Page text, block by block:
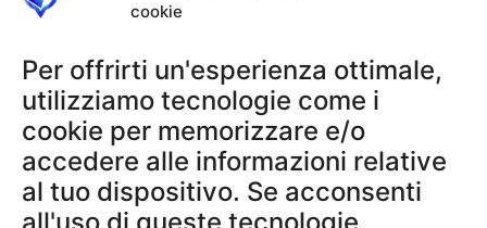
cookie
Per offrirti un'esperienza ottimale,
utilizziamo tecnologie come i
cookie per memorizzare e/o
accedere alle informazioni relative
al tuo dispositivo. Se acconsenti
Tracker
Aktivierungscodes
RECHTLICHES
AGB